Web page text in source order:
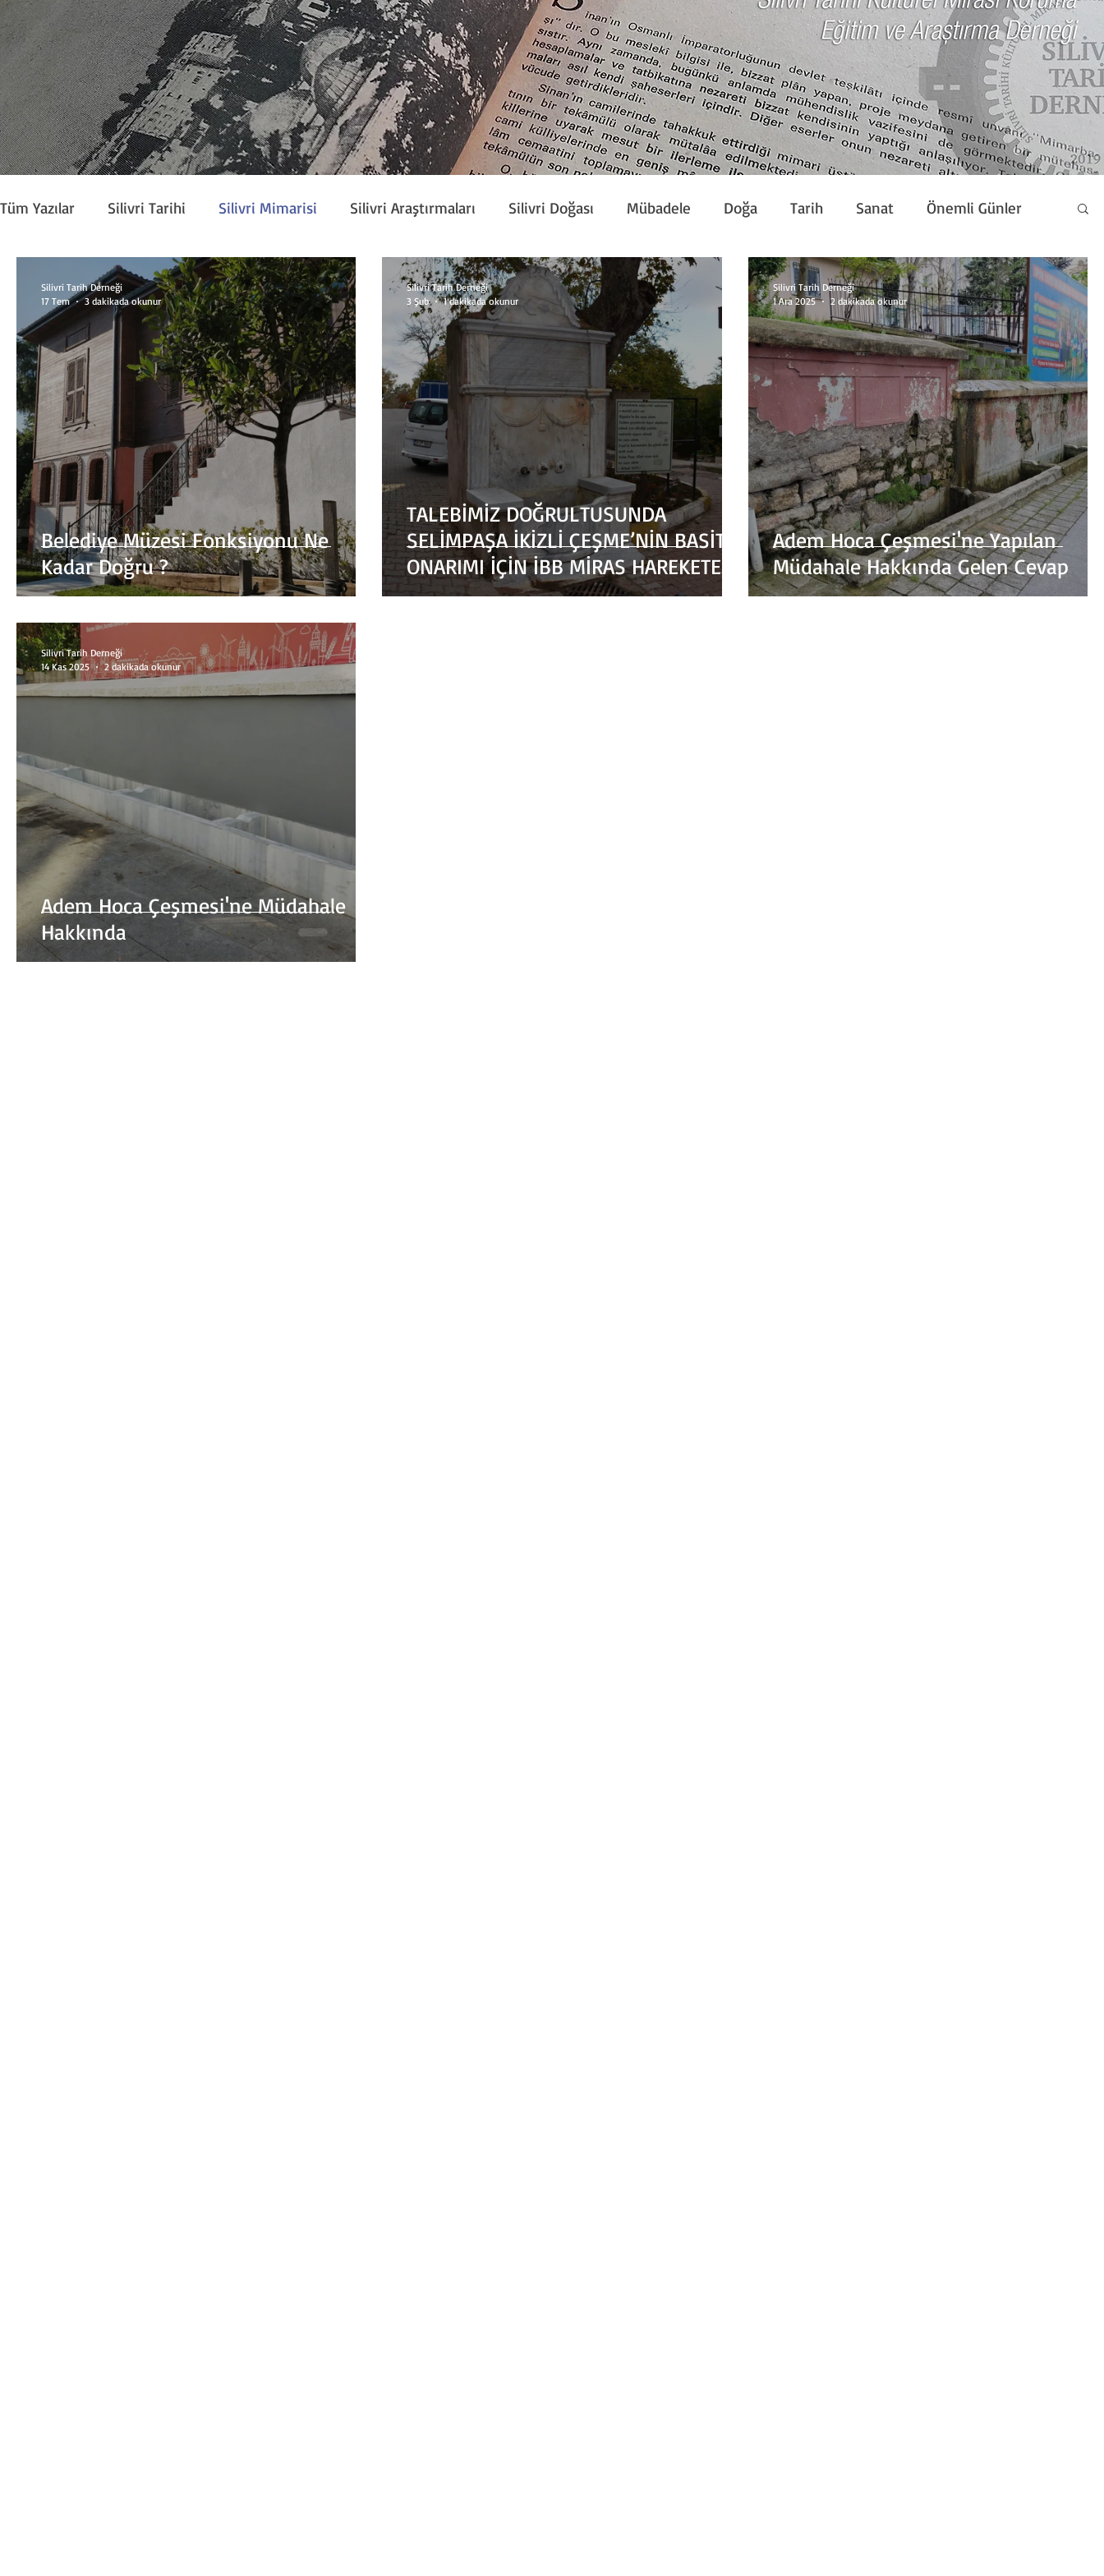
Tüm Yazılar Silivri Tarihi Silivri Mimarisi Silivri Araştırmaları Silivri Doğası Mübadele Doğa Tarih Sanat Önemli Günler
Köşe Yazarları Silivri Tarih Derneği Bülteni Etkinlik Silivri Çalışmaları Sivil Toplum
Belediye Müzesi Fonksiyonu Ne
Kadar Doğru ?
Silivri Tarih Derneği
17 Tem
3 dakikada okunur
TALEBİMİZ DOĞRULTUSUNDA
SELİMPAŞA İKİZLİ ÇEŞME’NİN BASİT
ONARIMI İÇİN İBB MİRAS HAREKETE
GEÇİYOR
Silivri Tarih Derneği
3 Şub
1 dakikada okunur
Adem Hoca Çeşmesi'ne Yapılan
Müdahale Hakkında Gelen Cevap
Silivri Tarih Derneği
1 Ara 2025
2 dakikada okunur
Adem Hoca Çeşmesi'ne Müdahale
Hakkında
Silivri Tarih Derneği
14 Kas 2025
2 dakikada okunur